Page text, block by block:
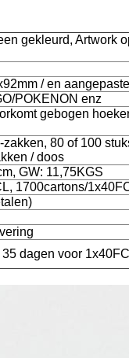
gekleurd, Artwork
/ en
POKENON enz
gebogen
80 of 100
/ doos
GW: 11,75KGS
1700cartons/
dagen voor